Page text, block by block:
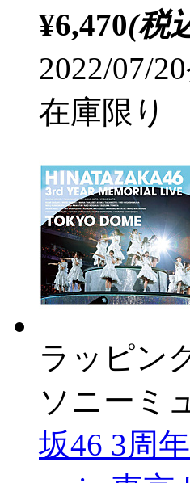
¥6,470(税
2022/07/
在庫限り
ラッピン
ソニーミ
坂46 3周